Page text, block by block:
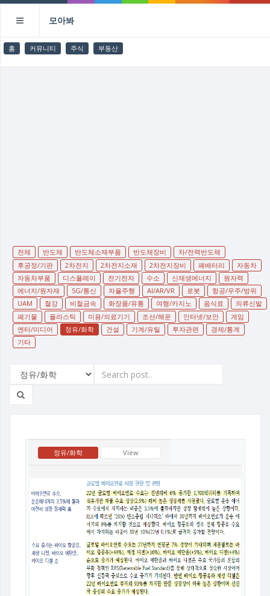
모아봐
홈 커뮤니티 주식 부동산
전체 반도체 반도체소재부품 반도체장비
차/전력반도체
후공정/기판
2차전지 2차전지소재 2차전지장비 폐배터리
자동차
자동차부품
디스플레이 전기전자 수소 신재생에너지
원자력
에너지/원자재
5G/통신 자율주행 AI/AR/VR 로봇
항공/우주/방위
UAM
철강 비철금속 화장품/유통 여행/카지노 음식료
의류신발
폐기물
플라스틱 미용/의료기기 조선/해운 인터넷/보안
게임
엔터/미디어
정유/화학 건설 기계/유틸 투자관련
경제/통계
기타
정유/화학 View